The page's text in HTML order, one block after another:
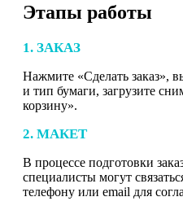
Этапы работы
1. ЗАКАЗ
Нажмите «Сделать заказ»,
и тип бумаги, загрузите
корзину».
2. МАКЕТ
В процессе подготовки
специалисты могут
телефону или email для